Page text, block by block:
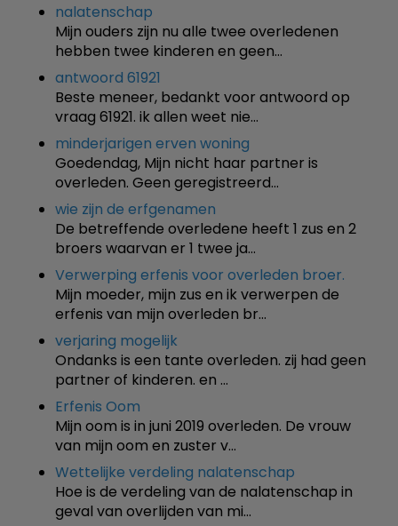
nalatenschap
Mijn ouders zijn nu alle twee overledenen
hebben twee kinderen en geen…
antwoord 61921
Beste meneer, bedankt voor antwoord op
vraag 61921. ik allen weet nie…
minderjarigen erven woning
Goedendag, Mijn nicht haar partner is
overleden. Geen geregistreerd…
wie zijn de erfgenamen
De betreffende overledene heeft 1 zus en 2
broers waarvan er 1 twee ja…
Verwerping erfenis voor overleden broer.
Mijn moeder, mijn zus en ik verwerpen de
erfenis van mijn overleden br…
verjaring mogelijk
Ondanks is een tante overleden. zij had geen
partner of kinderen. en …
Erfenis Oom
Mijn oom is in juni 2019 overleden. De vrouw
van mijn oom en zuster v…
Wettelijke verdeling nalatenschap
Hoe is de verdeling van de nalatenschap in
geval van overlijden van mi…